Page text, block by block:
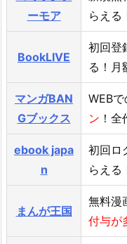
ーモア
らえる
BookLIVE
初回登
る！月
マンガBAN
Gブックス
WEB
ン ！
ebook japa
n
初回ロ
らえる
まんが王国
無料漫
付与が